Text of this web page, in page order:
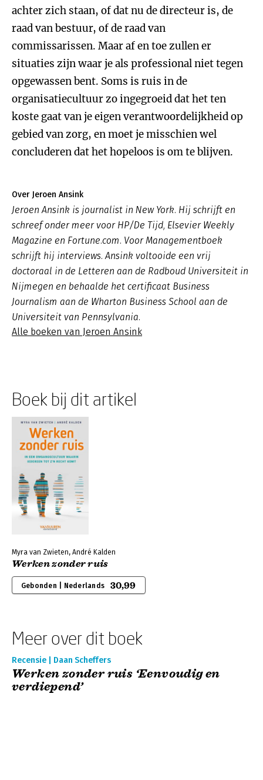
achter zich staan, of dat nu de directeur is, de
raad van bestuur, of de raad van
commissarissen. Maar af en toe zullen er
situaties zijn waar je als professional niet tegen
opgewassen bent. Soms is ruis in de
organisatiecultuur zo ingegroeid dat het ten
koste gaat van je eigen verantwoordelijkheid op
gebied van zorg, en moet je misschien wel
concluderen dat het hopeloos is om te blijven.
Over Jeroen Ansink
Jeroen Ansink is journalist in New York. Hij schrijft en
schreef onder meer voor HP/De Tijd, Elsevier Weekly
Magazine en Fortune.com. Voor Managementboek
schrijft hij interviews. Ansink voltooide een vrij
doctoraal in de Letteren aan de Radboud Universiteit in
Nijmegen en behaalde het certificaat Business
Journalism aan de Wharton Business School aan de
Universiteit van Pennsylvania.
Alle boeken van Jeroen Ansink
Boek bij dit artikel
Myra van Zwieten, André Kalden
Werken zonder ruis
Gebonden | Nederlands 30,99
Meer over dit boek
Recensie | Daan Scheffers
Werken zonder ruis ‘Eenvoudig en
verdiepend’